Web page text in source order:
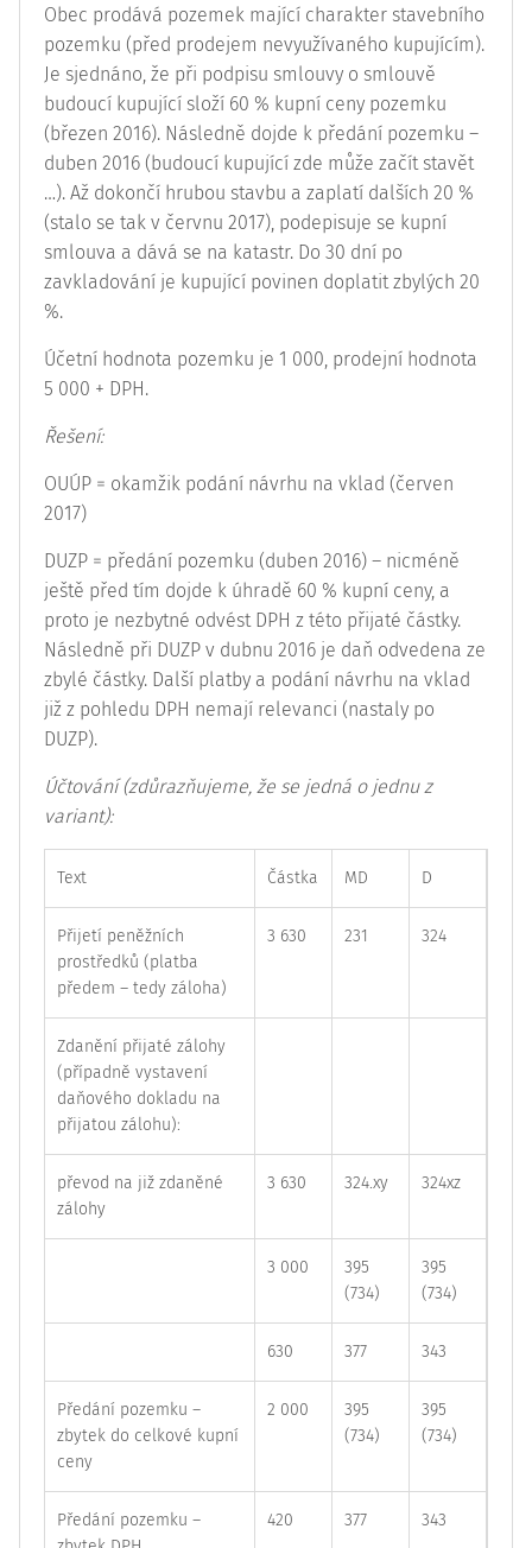
Obec prodává pozemek mající charakter stavebního
pozemku (před prodejem nevyužívaného kupujícím).
Je sjednáno, že při podpisu smlouvy o smlouvě
budoucí kupující složí 60 % kupní ceny pozemku
(březen 2016). Následně dojde k předání pozemku –
duben 2016 (budoucí kupující zde může začít stavět
…). Až dokončí hrubou stavbu a zaplatí dalších 20 %
(stalo se tak v červnu 2017), podepisuje se kupní
smlouva a dává se na katastr. Do 30 dní po
zavkladování je kupující povinen doplatit zbylých 20
%.
Účetní hodnota pozemku je 1 000, prodejní hodnota
5 000 + DPH.
Řešení:
OUÚP = okamžik podání návrhu na vklad (červen
2017)
DUZP = předání pozemku (duben 2016) – nicméně
ještě před tím dojde k úhradě 60 % kupní ceny, a
proto je nezbytné odvést DPH z této přijaté částky.
Následně při DUZP v dubnu 2016 je daň odvedena ze
zbylé částky. Další platby a podání návrhu na vklad
již z pohledu DPH nemají relevanci (nastaly po
DUZP).
Účtování (zdůrazňujeme, že se jedná o jednu z
variant):
Text Částka MD D
Přijetí peněžních
prostředků (platba
předem – tedy záloha)
3 630 231 324
Zdanění přijaté zálohy
(případně vystavení
daňového dokladu na
přijatou zálohu):
převod na již zdaněné
zálohy
3 630 324.xy 324xz
3 000
395
(734)
395
(734)
630 377 343
Předání pozemku –
zbytek do celkové kupní
ceny
2 000
395
(734)
395
(734)
Předání pozemku –
420 377 343